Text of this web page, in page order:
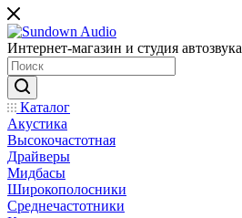
Интернет-магазин и студия автозвука
Каталог
Акустика
Высокочастотная
Драйверы
Мидбасы
Широкополосники
Среднечастотники